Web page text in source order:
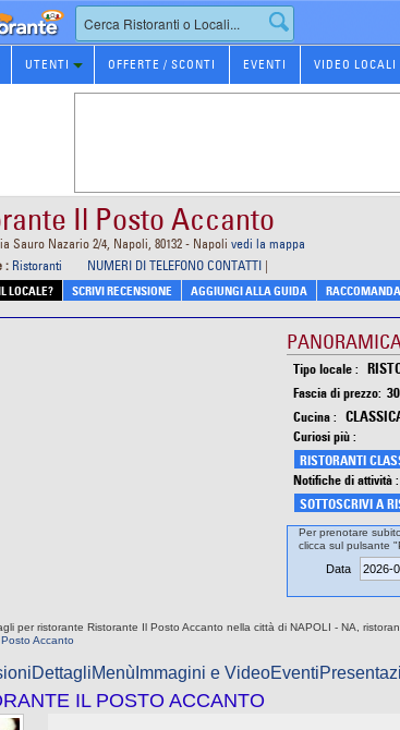
UTENTI OFFERTE / SCONTI EVENTI VIDEO LOCALI
Il Posto Accanto
Sauro Nazario 2/4, Napoli, 80132 - Napoli vedi la mappa
: Ristoranti NUMERI DI TELEFONO CONTATTI |
LOCALE? SCRIVI RECENSIONE AGGIUNGI ALLA GUIDA
Tipo locale :
Fascia di prezzo:
Cucina :
Curiosi più :
RISTORANTI
Notifiche di attività :
SOTTOSCRIVI A
Per prenotare
clicca sul pulsante
Data
per ristorante Ristorante Il Posto Accanto nella città di NAPOLI - NA,
Accanto
DettagliMenù Immagini e VideoEventi
IL POSTO ACCANTO